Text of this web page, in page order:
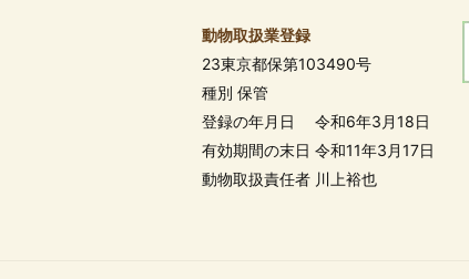
動物取扱業登録
23東京都保第103490号
種別 保管
登録の年月日 令和6年3月18日
有効期間の末日 令和11年3月17日
動物取扱責任者 川上裕也